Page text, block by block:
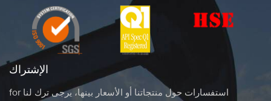
الإشتراك
for استفسارات حول منتجاتنا أو الأسعار بينها، يرجى ترك لنا